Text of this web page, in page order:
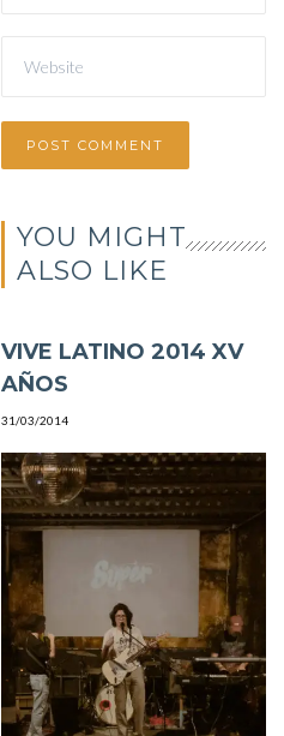
YOU MIGHT
ALSO LIKE
VIVE LATINO 2014 XV
AÑOS
31/03/2014